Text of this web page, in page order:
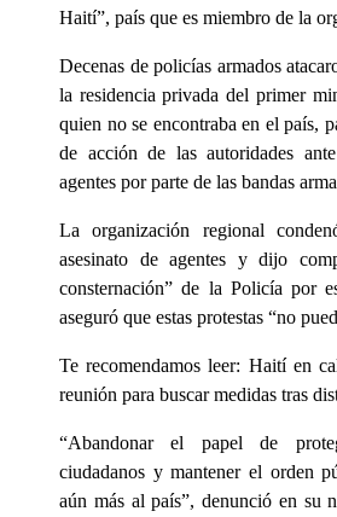
Haití”, país que es miembro de la
Decenas de policías armados
la residencia privada del primer
quien no se encontraba en el país,
de acción de las autoridades
agentes por parte de las bandas
La organización regional
asesinato de agentes y dijo
consternación” de la Policía por
aseguró que estas protestas “no
Te recomendamos leer: Haití en
reunión para buscar medidas tras
“Abandonar el papel de
ciudadanos y mantener el orden
aún más al país”, denunció en su